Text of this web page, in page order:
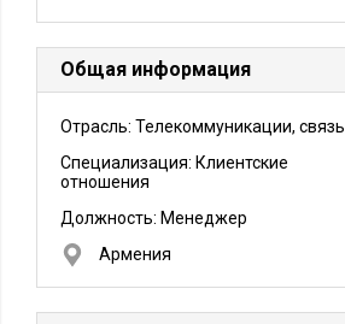
Общая информация
Отрасль: Телекоммуникации, связь
Специализация: Клиентские
отношения
Должность: Менеджер
Армения